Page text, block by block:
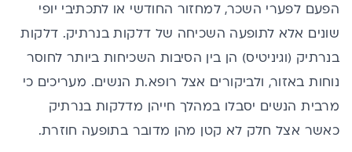
הפעם לפערי השכר, למחזור החודשי או לתכתיבי יופי
שונים אלא לתופעה השכיחה של דלקות בנרתיק. דלקות
בנרתיק (וגיניטיס) הן בין הסיבות השכיחות ביותר לחוסר
נוחות באזור, ולביקורים אצל רופא.ת הנשים. מעריכים כי
מרבית הנשים יסבלו במהלך חייהן מדלקות בנרתיק
כאשר אצל חלק לא קטן מהן מדובר בתופעה חוזרת.